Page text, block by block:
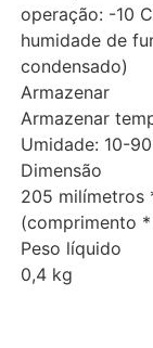
operação: -10
humidade de
condensado)
Armazenar
Armazenar
Umidade: 10-
Dimensão
205 milímetros
(comprimento
Peso líquido
0,4 kg